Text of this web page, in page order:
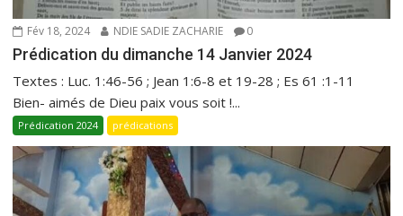
Fév 18, 2024 NDIE SADIE ZACHARIE 0
Prédication du dimanche 14 Janvier 2024
Textes : Luc. 1:46-56 ; Jean 1:6-8 et 19-28 ; Es 61 :1-11
Bien- aimés de Dieu paix vous soit !...
Prédication 2024 prédications